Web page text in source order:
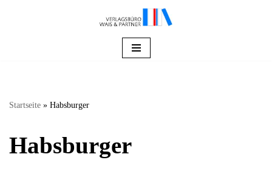
Startseite » Habsburger
Habsburger